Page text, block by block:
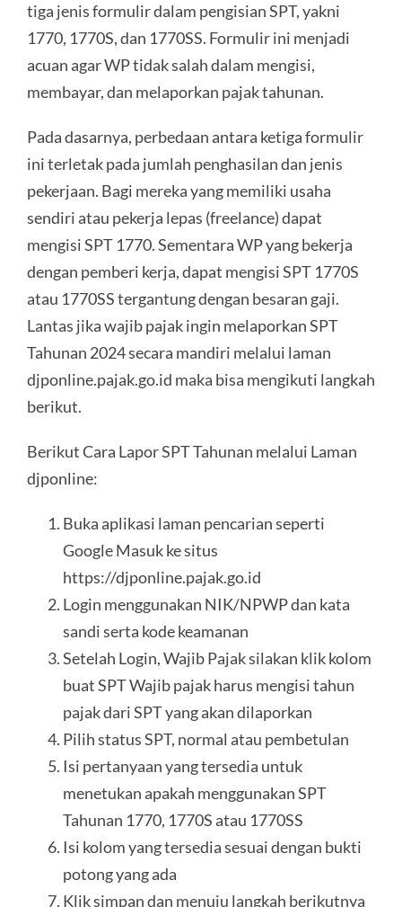
tiga jenis formulir dalam pengisian SPT, yakni
1770, 1770S, dan 1770SS. Formulir ini menjadi
acuan agar WP tidak salah dalam mengisi,
membayar, dan melaporkan pajak tahunan.
Pada dasarnya, perbedaan antara ketiga formulir
ini terletak pada jumlah penghasilan dan jenis
pekerjaan. Bagi mereka yang memiliki usaha
sendiri atau pekerja lepas (freelance) dapat
mengisi SPT 1770. Sementara WP yang bekerja
dengan pemberi kerja, dapat mengisi SPT 1770S
atau 1770SS tergantung dengan besaran gaji.
Lantas jika wajib pajak ingin melaporkan SPT
Tahunan 2024 secara mandiri melalui laman
djponline.pajak.go.id maka bisa mengikuti langkah
berikut.
Berikut Cara Lapor SPT Tahunan melalui Laman
djponline:
Buka aplikasi laman pencarian seperti
Google Masuk ke situs
https://djponline.pajak.go.id
Login menggunakan NIK/NPWP dan kata
sandi serta kode keamanan
Setelah Login, Wajib Pajak silakan klik kolom
buat SPT Wajib pajak harus mengisi tahun
pajak dari SPT yang akan dilaporkan
Pilih status SPT, normal atau pembetulan
Isi pertanyaan yang tersedia untuk
menetukan apakah menggunakan SPT
Tahunan 1770, 1770S atau 1770SS
Isi kolom yang tersedia sesuai dengan bukti
potong yang ada
Klik simpan dan menuju langkah berikutnya